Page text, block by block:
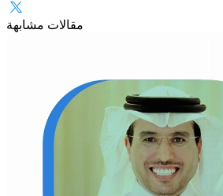
مقالات مشابهة